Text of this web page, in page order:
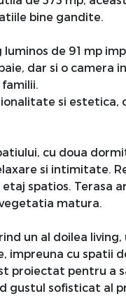
bine gandite.
de 91 mp
dar si o camera
si estetica,
cu doua
si intimitate.
spatios. Terasa
matura.
un al doilea
impreuna cu spatii
proiectat pentru a
gustul sofisticat al